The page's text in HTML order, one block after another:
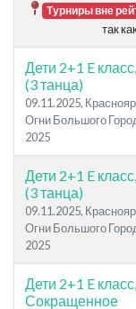
Турниры вне
так
Дети 2+1 E
(3 танца)
09.11.2025,
Огни Большого
2025
Дети 2+1 E
(3 танца)
09.11.2025,
Огни Большого
2025
Дети 2+1 E класс,
Сокращенное